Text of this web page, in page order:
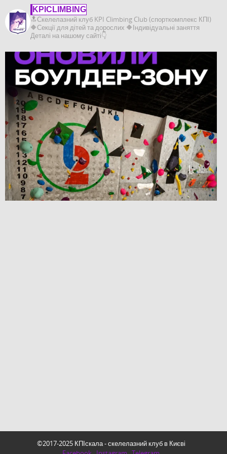
KPICLIMBING
🔝Скелелазний клуб KPI Climbing Club (спорткомплекс КПІ)
🔶️Секції для дітей та дорослих 🔶️Індивідуальні заняття
Деталі на нашому сайті👇
©2017-2025 КПІскала - скелелазний клуб в Києві